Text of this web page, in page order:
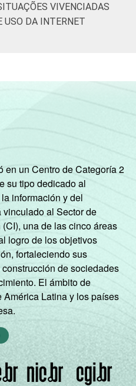
DE 0
(Cetic.br),
da Internet por
VIVENCIADAS
USO DA INTERNET
en un Centro de Categoría 2
su tipo dedicado al
información y del
al Sector de
una de las cinco áreas
logro de los objetivos
fortaleciendo sus
de sociedades
El ámbito de
Latina y los países